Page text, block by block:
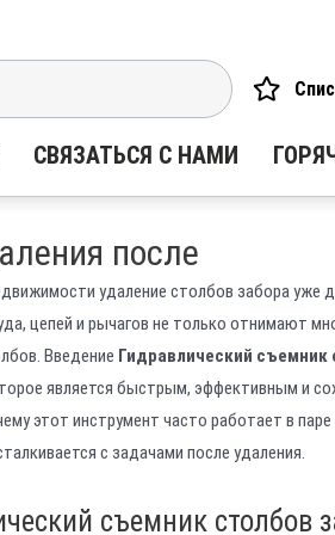
СВЯЗАТЬСЯ С НАМИ
после
удаление столбов забора уже
цепей и рычагов не только отнимают
Введение Гидравлический съемник
является быстрым, эффективным и
этот инструмент часто работает в паре
с задачами после удаления.
съемник столбов